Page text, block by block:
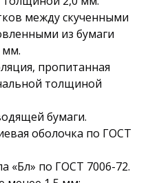
между скученными
из бумаги
мм.
пропитанная
толщиной
бумаги.
оболочка по ГОСТ
«Бл» по ГОСТ 7006-72.